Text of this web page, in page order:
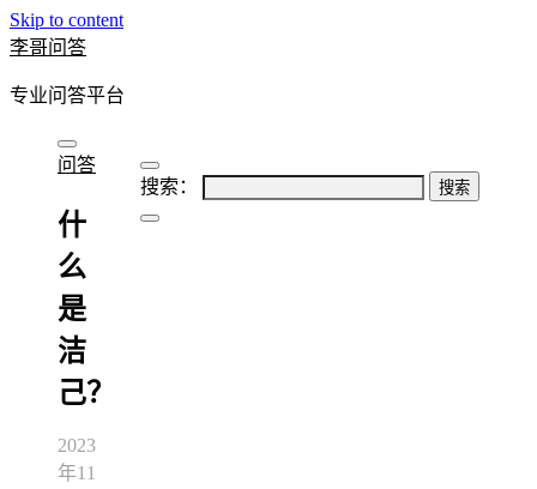
Skip to content
李哥问答
专业问答平台
搜索：
问答
什
么
是
洁
己？
2023
年11